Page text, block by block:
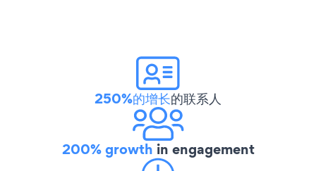
250%的增长的联系人
200% growth in engagement